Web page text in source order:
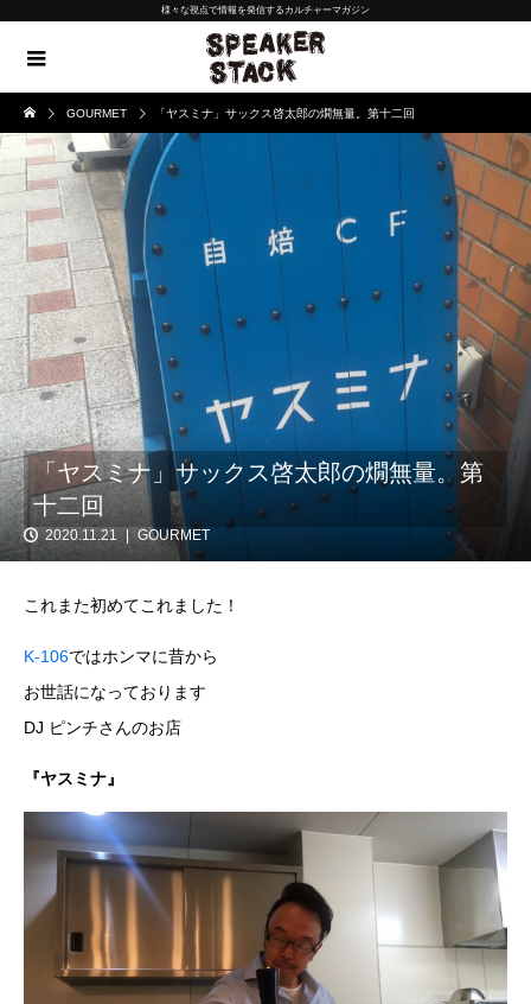
様々な視点で情報を発信するカルチャーマガジン
GOURMET 「ヤスミナ」サックス啓太郎の燗無量。第十二回
「ヤスミナ」サックス啓太郎の燗無量。第
十二回
2020.11.21 GOURMET
これまた初めてこれました！
K-106ではホンマに昔から
お世話になっております
DJ ピンチさんのお店
『ヤスミナ』